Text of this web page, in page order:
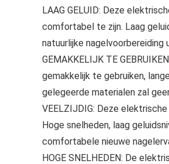
LAAG GELUID: Deze
comfortabel te zijn. Laag
natuurlijke nagelvoorbereiding
GEMAKKELIJK TE
gemakkelijk te gebruiken,
gelegeerde materialen zal
VEELZIJDIG: Deze
Hoge snelheden, laag
comfortabele nieuwe
HOGE SNELHEDEN: De